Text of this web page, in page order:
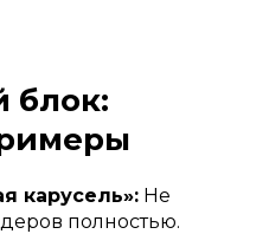
блок:
карусель»: Не
полностью.